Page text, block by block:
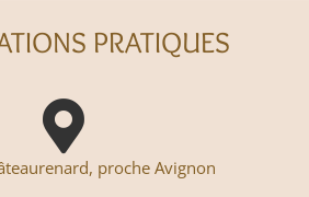
PRATIQUES
proche Avignon